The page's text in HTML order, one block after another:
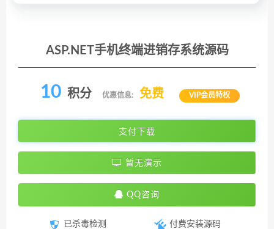
ASP.NET手机终端进销存系统源码
10 积分 优惠信息: 免费 VIP会员特权
支付下载
暂无演示
QQ咨询
已杀毒检测 付费安装源码